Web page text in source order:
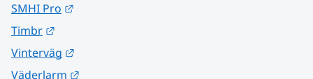
SMHI Pro
Timbr
Vinterväg
Väderlarm